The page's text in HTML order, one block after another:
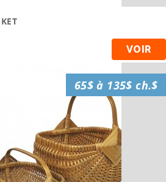
VOIR
65$ à 135$ ch.$